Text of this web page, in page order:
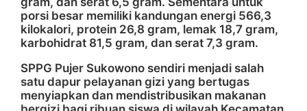
porsi besar memiliki kandungan energi 566,3
kilokalori, protein 26,8 gram, lemak 18,7 gram,
karbohidrat 81,5 gram, dan serat 7,3 gram.
SPPG Pujer Sukowono sendiri menjadi salah
satu dapur pelayanan gizi yang bertugas
menyiapkan dan mendistribusikan makanan